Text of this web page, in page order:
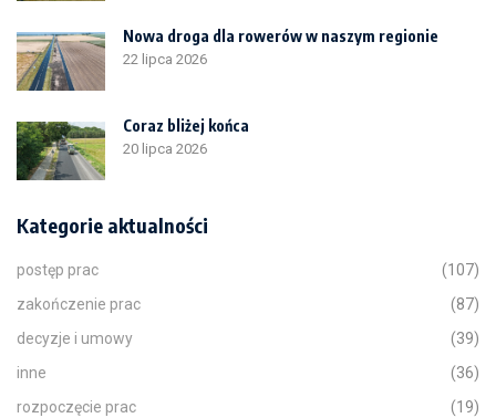
Nowa droga dla rowerów w naszym regionie
22 lipca 2026
Coraz bliżej końca
20 lipca 2026
Kategorie aktualności
postęp prac
(107)
zakończenie prac
(87)
decyzje i umowy
(39)
inne
(36)
rozpoczęcie prac
(19)